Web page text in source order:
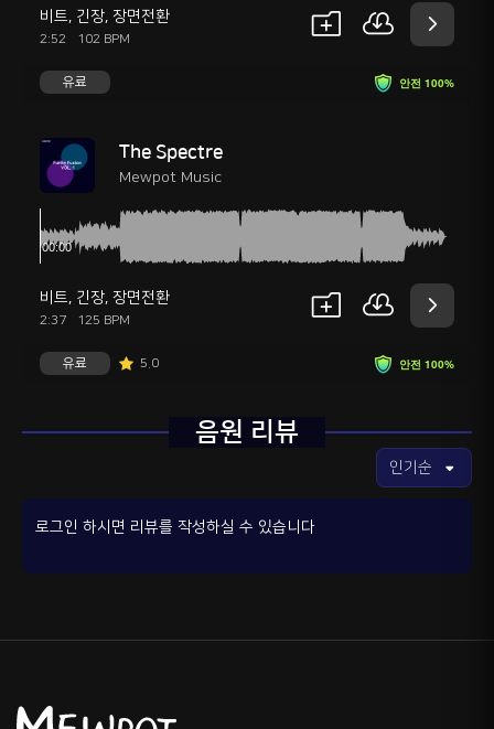
비트, 긴장, 장면전환
2:52 102 BPM
안전 100%
유료
The Spectre
Mewpot Music
비트, 긴장, 장면전환
2:37 125 BPM
안전 100%
유료 5.0
음원 리뷰
로그인 하시면 리뷰를 작성하실 수 있습니다